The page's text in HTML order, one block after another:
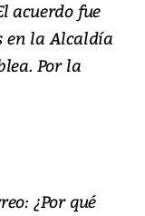
acuerdo fue
en la Alcaldía
Por la
¿Por qué